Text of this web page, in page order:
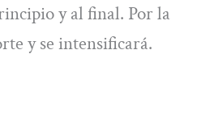
y al final. Por la
y se intensificará.